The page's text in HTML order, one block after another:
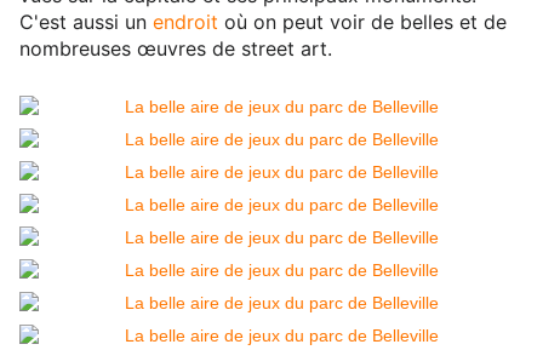
C'est aussi un endroit où on peut voir de belles et de
nombreuses œuvres de street art.